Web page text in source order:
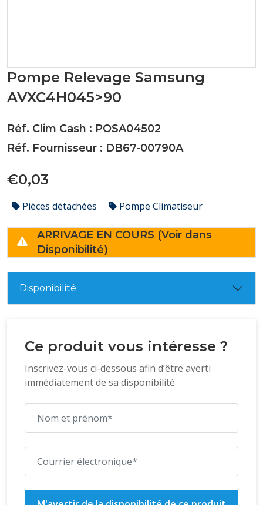
Pompe Relevage Samsung
AVXC4H045>90
Réf. Clim Cash : POSA04502
Réf. Fournisseur : DB67-00790A
€0,03
Pièces détachées Pompe Climatiseur
ARRIVAGE EN COURS (Voir dans
Disponibilité)
Disponibilité
Ce produit vous intéresse ?
Inscrivez-vous ci-dessous afin d’être averti
immédiatement de sa disponibilité